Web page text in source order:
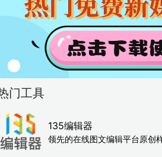
门工具
135编辑器
领先的在线图文编辑平台原创